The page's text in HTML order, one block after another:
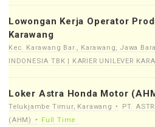
Lowongan Kerja Operator
Karawang
Kec. Karawang Bar., Karawang, Jawa
INDONESIA TBK | KARIER UNILEVER
Loker Astra Honda Motor
Telukjambe Timur, Karawang
PT.
(AHM)
Full Time